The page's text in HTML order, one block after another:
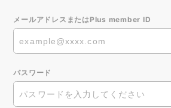
メールアドレスまたはPlus member ID
パスワード